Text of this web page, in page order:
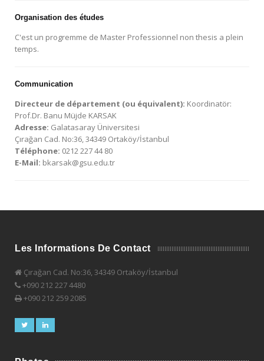
Organisation des études
C'est un progremme de Master Professionnel non thesis a plein
temps.
Communication
Directeur de département (ou équivalent): Koordinatör:
Prof.Dr. Banu Müjde KARSAK
Adresse: Galatasaray Üniversitesi
Çırağan Cad. No:36, 34349 Ortaköy/İstanbul
Téléphone: 0212 227 44 80
E-Mail: bkarsak@gsu.edu.tr
Les Informations De Contact
Çırağan Cad. No:36, 34349 Ortaköy/İstanbul
+090 212 227 4480
+090 212 259 2085